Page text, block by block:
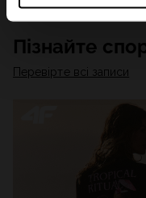
відповідної онлайн-
відповідності
пропонують наші
мережі). Детальну
Політиці
Пізнайте
Перевірте всі записи